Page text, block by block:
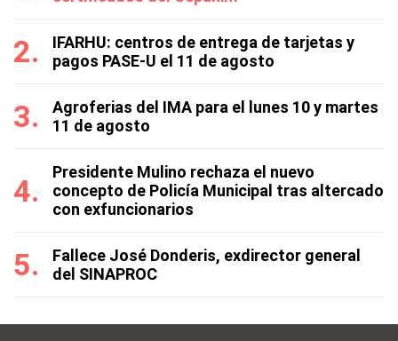
IFARHU: centros de entrega de tarjetas y
pagos PASE-U el 11 de agosto
Agroferias del IMA para el lunes 10 y martes
11 de agosto
Presidente Mulino rechaza el nuevo
concepto de Policía Municipal tras altercado
con exfuncionarios
Fallece José Donderis, exdirector general
del SINAPROC